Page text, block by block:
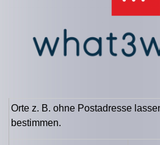
Orte z. B. ohne Postadresse
bestimmen.